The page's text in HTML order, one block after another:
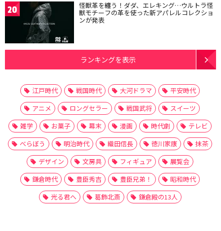
20 怪獣革を纏う！ダダ、エレキング…ウルトラ怪
獣モチーフの革を使った新アパレルコレクショ
ンが発表
ランキングを表示
江戸時代 戦国時代 大河ドラマ
平安時代
アニメ
ロングセラー 戦国武将
スイーツ
雑学
お菓子 幕末 漫画 時代劇
テレビ
べらぼう
明治時代 織田信長 徳川家康
抹茶
デザイン
文房具 フィギュア
展覧会
鎌倉時代
豊臣秀吉 豊臣兄弟！
昭和時代
光る君へ
葛飾北斎 鎌倉殿の13人